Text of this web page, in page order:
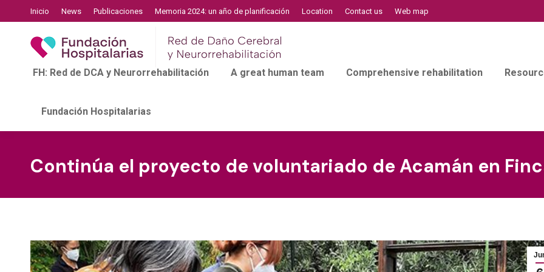
Inicio News Publicaciones Memoria 2024: un año de planificación Location Contact us Web map
FH: Red de DCA y Neurorrehabilitación A great human team Comprehensive rehabilitation
Fundación Hospitalarias
Continúa el proyecto de voluntariado de Acamán en